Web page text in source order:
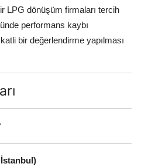
LPG dönüşüm firmaları tercih
performans kaybı
bir değerlendirme yapılması